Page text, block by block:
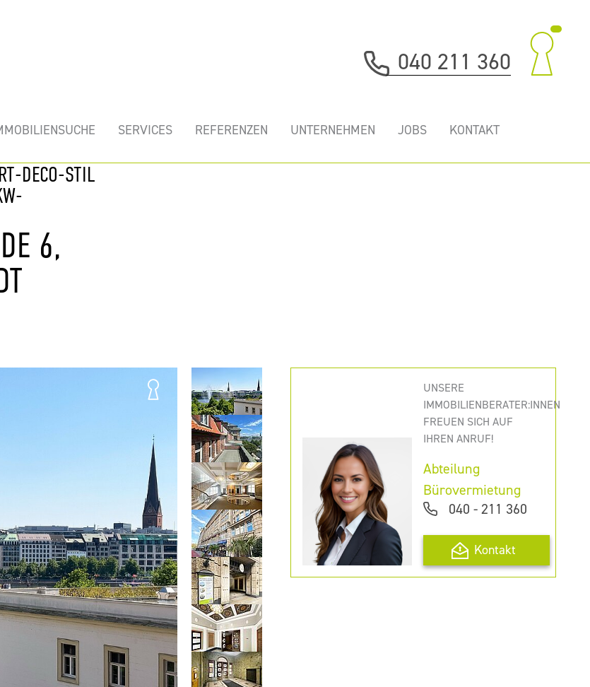
040 211 360
SERVICES REFERENZEN UNTERNEHMEN JOBS KONTAKT
DECO-STIL
S
6,
UNSERE
IMMOBILIENBERATER:INNEN
FREUEN SICH AUF
IHREN ANRUF!
Abteilung
Bürovermietung
040 - 211 360
Kontakt